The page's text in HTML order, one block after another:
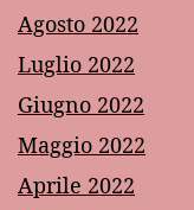
Agosto 2022
Luglio 2022
Giugno 2022
Maggio 2022
Aprile 2022